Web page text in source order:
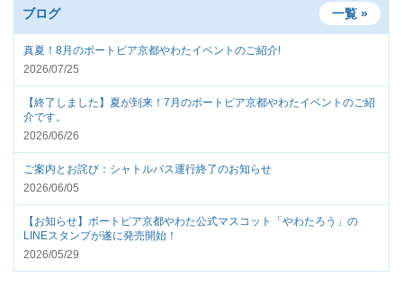
ブログ 一覧 »
真夏！8月のボートピア京都やわたイベントのご紹介!
2026/07/25
【終了しました】夏が到来！7月のボートピア京都やわたイベントのご紹
介です。
2026/06/26
ご案内とお詫び：シャトルバス運行終了のお知らせ
2026/06/05
【お知らせ】ボートピア京都やわた公式マスコット「やわたろう」の
LINEスタンプが遂に発売開始！
2026/05/29